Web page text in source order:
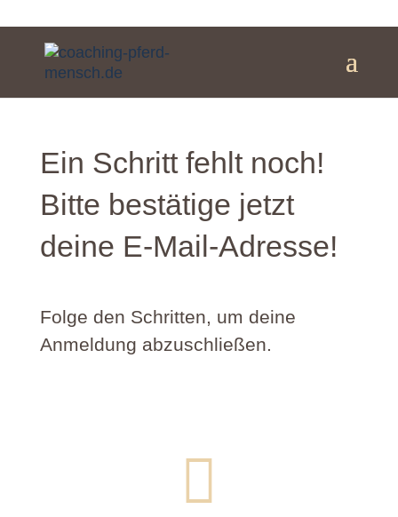
Ein Schritt fehlt noch!
Bitte bestätige jetzt
deine E-Mail-Adresse!
Folge den Schritten, um deine
Anmeldung abzuschließen.
